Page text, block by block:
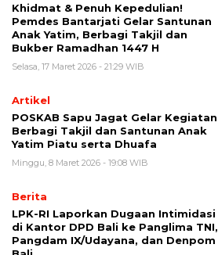
Khidmat & Penuh Kepedulian!
Pemdes Bantarjati Gelar Santunan
Anak Yatim, Berbagi Takjil dan
Bukber Ramadhan 1447 H
Selasa, 17 Maret 2026 - 21:29 WIB
Artikel
POSKAB Sapu Jagat Gelar Kegiatan
Berbagi Takjil dan Santunan Anak
Yatim Piatu serta Dhuafa
Minggu, 8 Maret 2026 - 19:08 WIB
Berita
LPK-RI Laporkan Dugaan Intimidasi
di Kantor DPD Bali ke Panglima TNI,
Pangdam IX/Udayana, dan Denpom